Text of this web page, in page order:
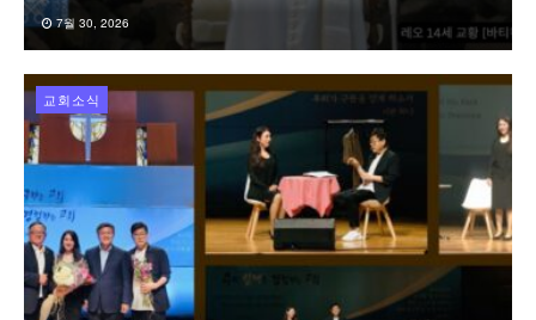
7월 30, 2026
교회소식